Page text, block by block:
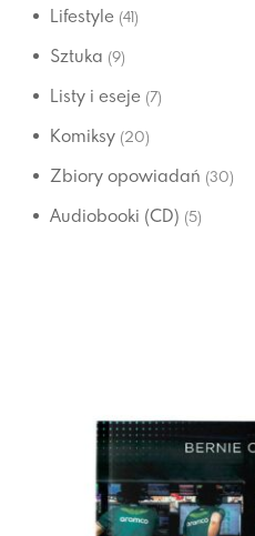
Lifestyle (41)
Sztuka (9)
Listy i eseje (7)
Komiksy (20)
Zbiory opowiadań (30)
Audiobooki (CD) (5)